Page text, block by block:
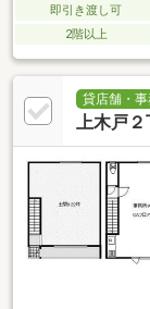
即引き渡し可
2階以上
貸店舗・
上木戸